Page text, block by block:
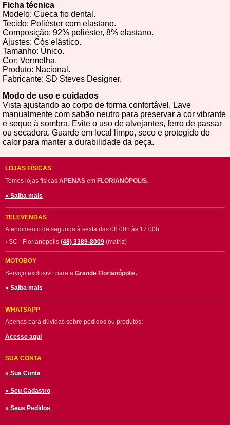
Ficha técnica
Modelo: Cueca fio dental.
Tecido: Poliéster com elastano.
Composição: 92% poliéster, 8% elastano.
Ajustes: Cós elástico.
Tamanho: Único.
Cor: Vermelha.
Produto: Nacional.
Fabricante: SD Steves Designer.
Modo de uso e cuidados
Vista ajustando ao corpo de forma confortável. Lave
manualmente com sabão neutro para preservar a cor vibrante
e seque à sombra. Evite o uso de alvejantes, ferro de passar
ou secadora. Guarde em local limpo, seco e protegido do
calor para manter a durabilidade da peça.
LOJAS FÍSICAS
Temos lojas físicas APENAS em FLORIANÓPOLIS.
» Saiba mais
TELEVENDAS
Atendimento de segunda à sexta das 08:00h às 17:00h.
› SC - Florianópolis (48) 3389-8009 (matriz)
MOTOBOY
Serviço exclusivo para a Grande Florianópolis.
» Saiba mais
WHATSAPP
Apenas para dúvidas sobre pedidos ou produtos:
Acesse aqui
SUA CONTA
» Sua Conta
» Seu Cadastro
» Seus Pedidos